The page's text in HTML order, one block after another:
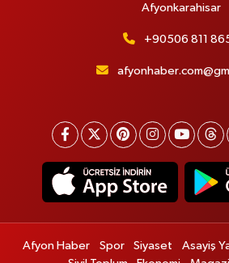
Afyonkarahisar
+90506 811
Afyon Haber Spor Siyaset Asayiş